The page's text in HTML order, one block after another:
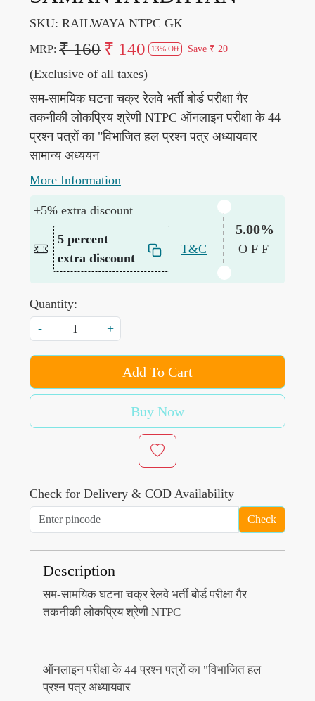
SKU: RAILWAYA NTPC GK
MRP: ₹ 160 ₹ 140 13% Off Save ₹ 20
(Exclusive of all taxes)
सम-सामयिक घटना चक्र रेलवे भर्ती बोर्ड परीक्षा गैर
तकनीकी लोकप्रिय श्रेणी NTPC ऑनलाइन परीक्षा के 44
प्रश्न पत्रों का "विभाजित हल प्रश्न पत्र अध्यायवार
सामान्य अध्ययन
More Information
+5% extra discount
5 percent
extra discount
T&C
5.00%
OFF
Quantity:
-
+
Add To Cart
Buy Now
Check for Delivery & COD Availability
Check
Description
सम-सामयिक घटना चक्र रेलवे भर्ती बोर्ड परीक्षा गैर
तकनीकी लोकप्रिय श्रेणी NTPC
ऑनलाइन परीक्षा के 44 प्रश्न पत्रों का "विभाजित हल
प्रश्न पत्र अध्यायवार